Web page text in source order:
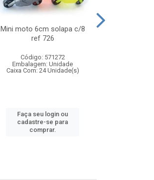
Mini moto 6cm solapa c/8
ref 726
Código: 571272
Embalagem: Unidade
Caixa Com: 24 Unidade(s)
Faça seu login ou
cadastre-se para
comprar.